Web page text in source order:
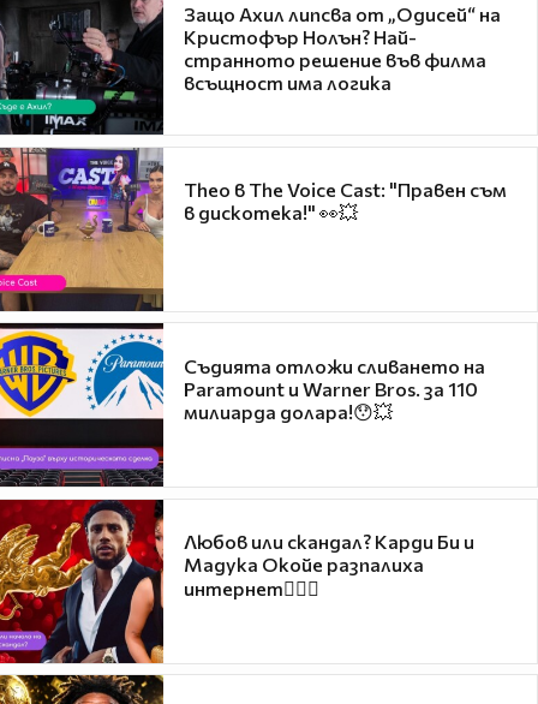
Защо Ахил липсва от „Одисей“ на
Кристофър Нолън? Най-
странното решение във филма
всъщност има логика
Theo в The Voice Cast: "Правен съм
в дискотека!" 👀💥
Съдията отложи сливането на
Paramount и Warner Bros. за 110
милиарда долара!😯💥
Любов или скандал? Карди Би и
Мадука Окойе разпалиха
интернет❤️‍🔥🔥